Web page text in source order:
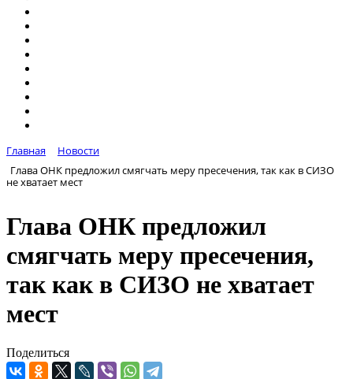
Главная
Новости
Глава ОНК предложил смягчать меру пресечения, так как в СИЗО
не хватает мест
Глава ОНК предложил
смягчать меру пресечения,
так как в СИЗО не хватает
мест
Поделиться